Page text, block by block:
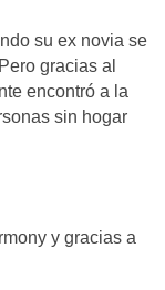
su ex novia se
gracias al
encontró a la
sin hogar
y gracias a